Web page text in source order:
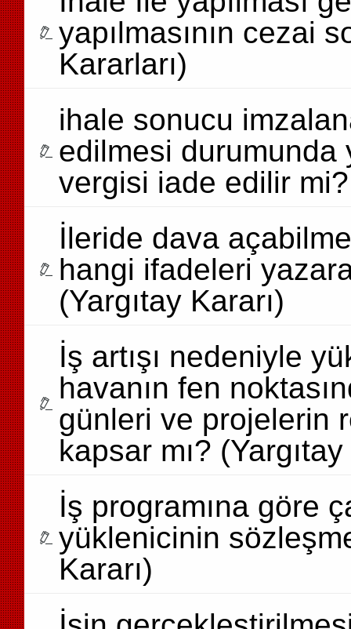
yapılmasının cezai
Kararları)
ihale sonucu
edilmesi durumunda
vergisi iade edilir
İleride dava
hangi ifadeleri
(Yargıtay Kararı)
İş artışı nedeniyle
havanın fen
günleri ve projelerin
kapsar mı? (Yargıtay
İş programına göre
yüklenicinin
Kararı)